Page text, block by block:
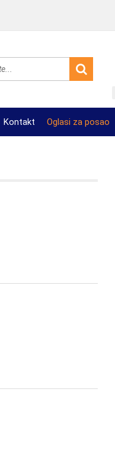
Kontakt Oglasi za posao